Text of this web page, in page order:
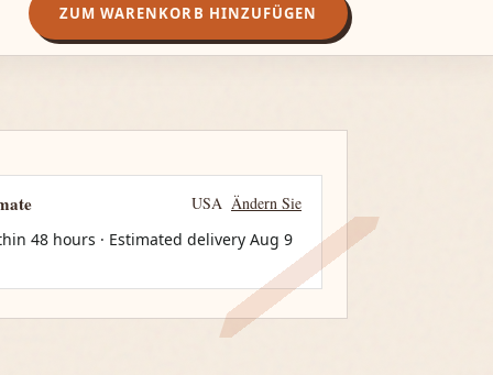
ZUM WARENKORB HINZUFÜGEN
USA Ändern Sie
48 hours · Estimated delivery Aug 9